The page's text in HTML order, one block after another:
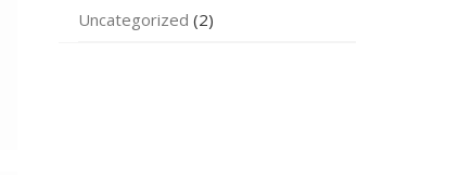
Uncategorized (2)